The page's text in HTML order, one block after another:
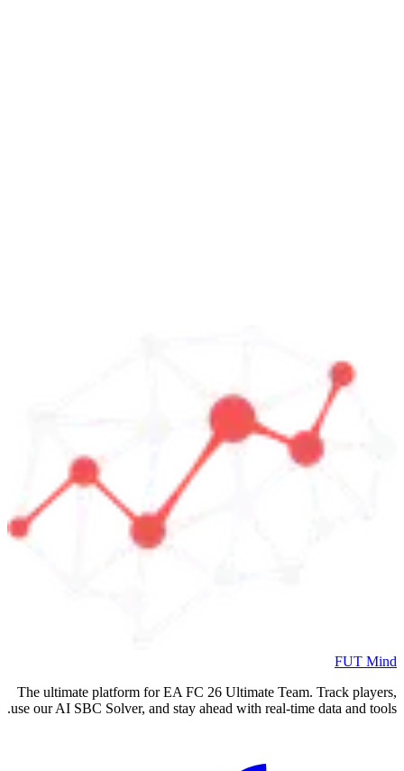
FUT Mind
The ultimate platform for EA FC 26 Ultimate Team. Track players,
use our AI SBC Solver, and stay ahead with real-time data and tools.